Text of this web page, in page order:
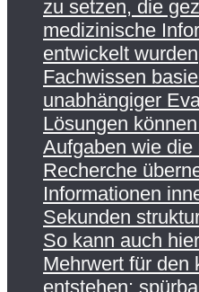
zu setzen, die
medizinische
entwickelt
Fachwissen
unabhängiger
Lösungen
Aufgaben wie
Recherche
Informationen
Sekunden
So kann auch
Mehrwert für den
entstehen: